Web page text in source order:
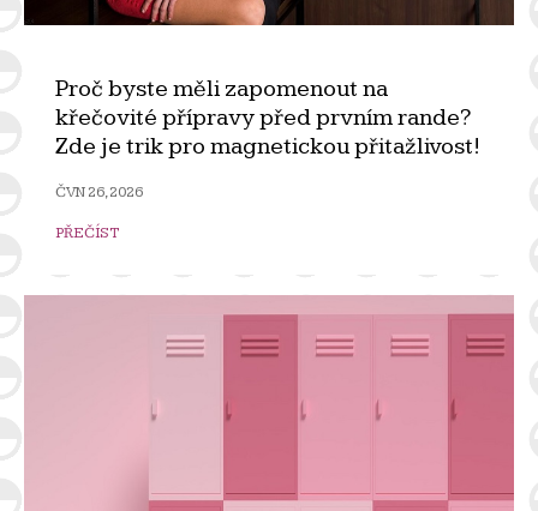
Proč byste měli zapomenout na
křečovité přípravy před prvním rande?
Zde je trik pro magnetickou přitažlivost!
ČVN 26, 2026
PŘEČÍST